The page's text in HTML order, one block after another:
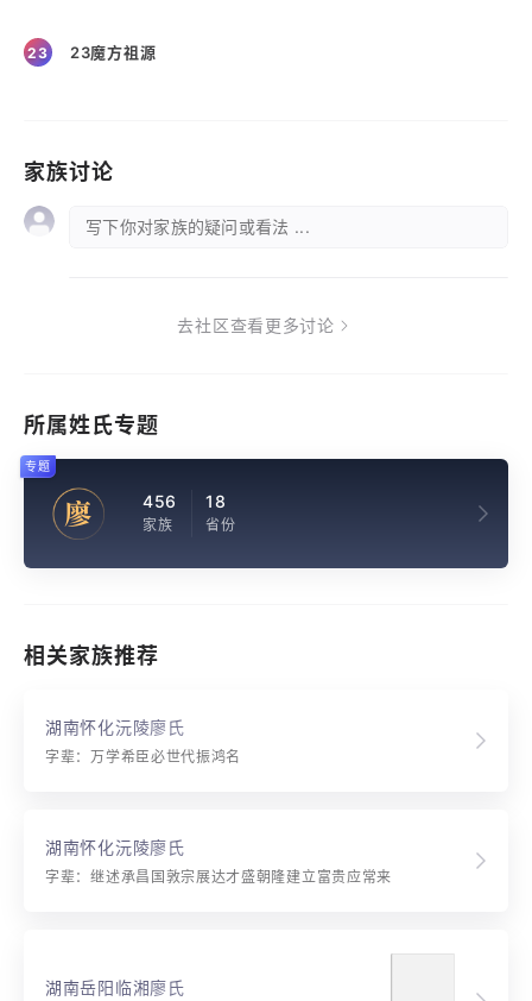
23 23魔方祖源
家族讨论
写下你对家族的疑问或看法 ...
去社区查看更多讨论
所属姓氏专题
廖 456
家族
18
省份
专题
相关家族推荐
湖南怀化沅陵廖氏
字辈：万学希臣必世代振鸿名
湖南怀化沅陵廖氏
字辈：继述承昌国敦宗展达才盛朝隆建立富贵应常来
湖南岳阳临湘廖氏